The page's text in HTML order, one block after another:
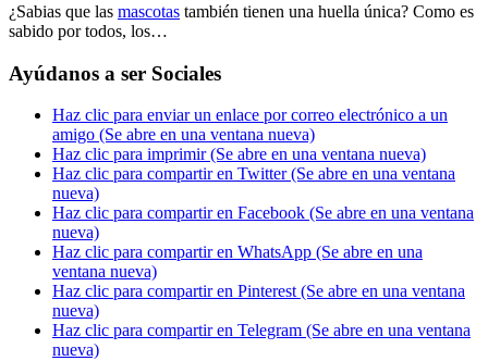
¿Sabias que las mascotas también tienen una huella única? Como es
sabido por todos, los…
Ayúdanos a ser Sociales
Haz clic para enviar un enlace por correo electrónico a un
amigo (Se abre en una ventana nueva)
Haz clic para imprimir (Se abre en una ventana nueva)
Haz clic para compartir en Twitter (Se abre en una ventana
nueva)
Haz clic para compartir en Facebook (Se abre en una ventana
nueva)
Haz clic para compartir en WhatsApp (Se abre en una
ventana nueva)
Haz clic para compartir en Pinterest (Se abre en una ventana
nueva)
Haz clic para compartir en Telegram (Se abre en una ventana
nueva)